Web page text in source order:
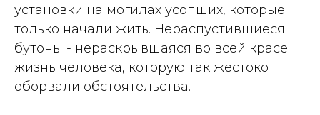
установки на могилах усопших, которые
только начали жить. Нераспустившиеся
бутоны - нераскрывшаяся во всей красе
жизнь человека, которую так жестоко
оборвали обстоятельства.